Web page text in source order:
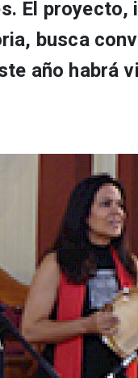
El proyecto,
busca
año habrá